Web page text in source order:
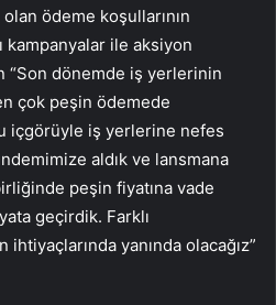
ödeme koşullarının
ile aksiyon
“Son dönemde iş yerlerinin
çok peşin ödemede
içgörüyle iş yerlerine nefes
aldık ve lansmana
peşin fiyatına vade
geçirdik. Farklı
yanında olacağız”